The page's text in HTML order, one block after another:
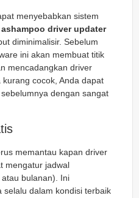
menyebabkan sistem
ashampoo driver updater
diminimalisir. Sebelum
ini akan membuat titik
mencadangkan driver
cocok, Anda dapat
dengan sangat
memantau kapan driver
mengatur jadwal
bulanan). Ini
selalu dalam kondisi terbaik